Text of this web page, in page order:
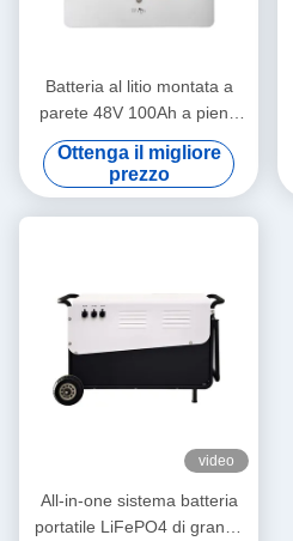
Batteria al litio montata a
parete 48V 100Ah a piena
capacità lungo ciclo per lo
stoccaggio dell'energia
Ottenga il migliore
prezzo
video
All-in-one sistema batteria
portatile LiFePO4 di grande